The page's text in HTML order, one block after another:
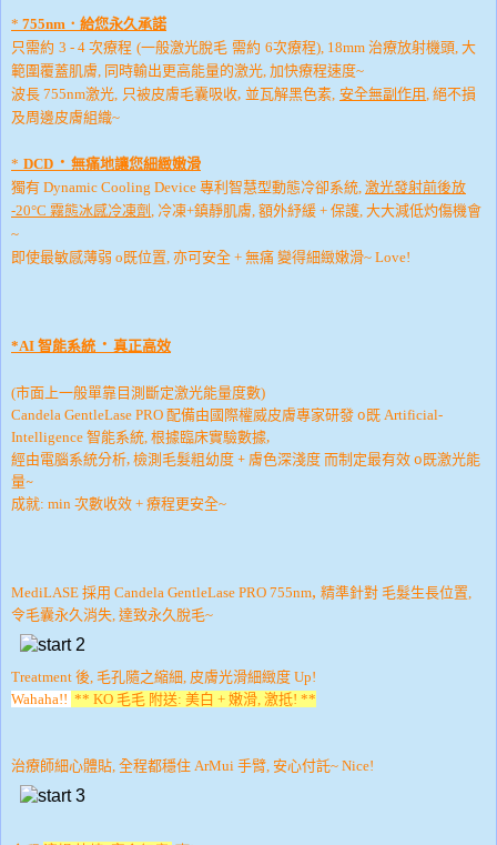
* 755nm ． 給您永久承諾
只需約 3 - 4 次療程 (一般激光脫毛 需約 6次療程), 18mm 治療放射機頭, 大
範圍覆蓋肌膚, 同時輸出更高能量的激光, 加快療程速度~
波長 755nm激光, 只被皮膚毛囊吸收, 並瓦解黑色素, 安全無副作用, 絕不損
及周邊皮膚組織~
* DCD ． 無痛地讓您細緻嫩滑
獨有 Dynamic Cooling Device 專利智慧型動態冷卻系統, 激光發射前後放
-20°C 霧態冰感冷凍劑 , 冷凍+鎮靜肌膚, 額外紓緩 + 保護, 大大減低灼傷機會
~
即使最敏感薄弱 o既位置, 亦可安全 + 無痛 變得細緻嫩滑~ Love!
*AI 智能系統 ． 真正高效
(市面上一般單靠目測斷定激光能量度數)
Candela GentleLase PRO 配備由國際權威皮膚專家研發 o既 Artificial-
Intelligence 智能系統, 根據臨床實驗數據,
經由電腦系統分析, 檢測毛髮粗幼度 + 膚色深淺度 而制定最有效 o既激光能
量~
成就: min 次數收效 + 療程更安全~
MediLASE 採用 Candela GentleLase PRO 755nm, 精準針對 毛髮生長位置,
令毛囊永久消失, 達致永久脫毛~
Treatment 後, 毛孔隨之縮細, 皮膚光滑細緻度 Up!
Wahaha!! ** KO 毛毛 附送: 美白 + 嫩滑, 激抵! **
治療師細心體貼, 全程都穩住 ArMui 手臂, 安心付託~ Nice!